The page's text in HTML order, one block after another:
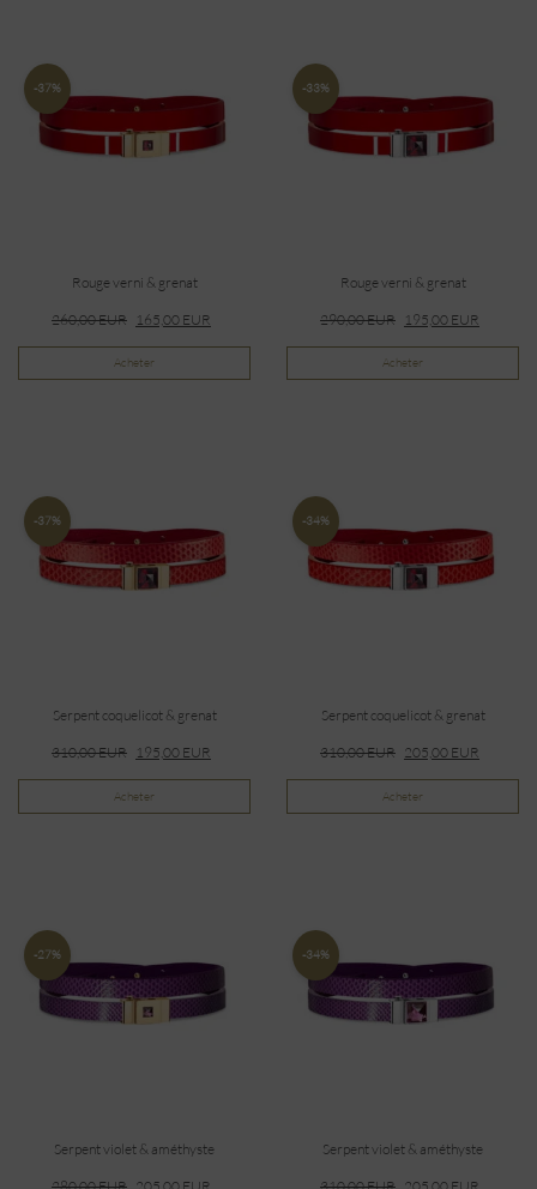
-37%
Rouge verni & grenat
260,00EUR 165,00 EUR
Acheter
-33%
Rouge verni & grenat
290,00EUR 195,00 EUR
Acheter
-37%
Serpent coquelicot & grenat
310,00EUR 195,00 EUR
Acheter
-34%
Serpent coquelicot & grenat
310,00EUR 205,00 EUR
Acheter
-27%
Serpent violet & améthyste
-34%
Serpent violet & améthyste